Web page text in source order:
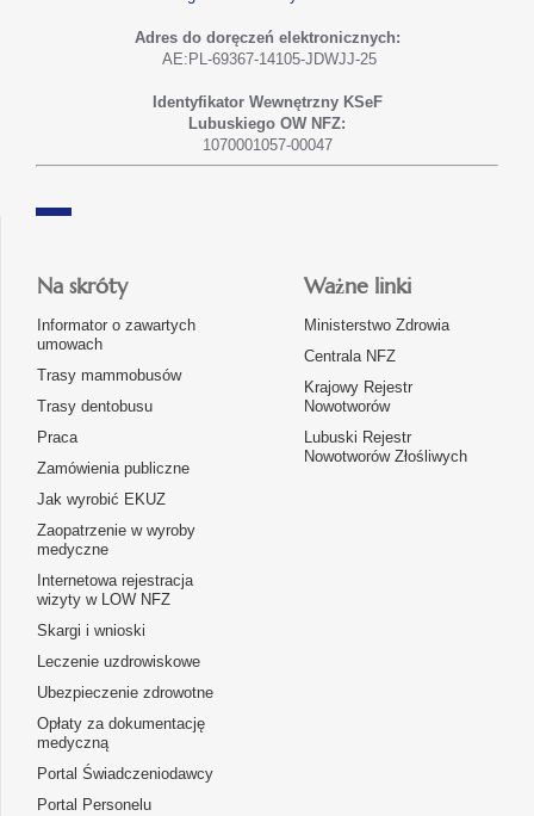
Adres do doręczeń elektronicznych:
AE:PL-69367-14105-JDWJJ-25
Identyfikator Wewnętrzny KSeF
Lubuskiego OW NFZ:
1070001057-00047
Na skróty
Informator o zawartych
umowach
Trasy mammobusów
Trasy dentobusu
Praca
Zamówienia publiczne
Jak wyrobić EKUZ
Zaopatrzenie w wyroby
medyczne
Internetowa rejestracja
wizyty w LOW NFZ
Skargi i wnioski
Leczenie uzdrowiskowe
Ubezpieczenie zdrowotne
Opłaty za dokumentację
medyczną
Portal Świadczeniodawcy
Portal Personelu
Ważne linki
Ministerstwo Zdrowia
Centrala NFZ
Krajowy Rejestr
Nowotworów
Lubuski Rejestr
Nowotworów Złośliwych